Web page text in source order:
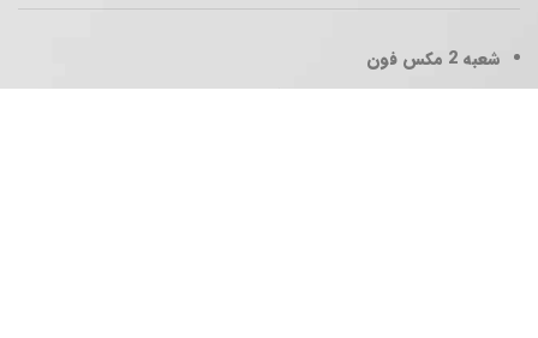
شعبه 2
مکس فون
پخش عمده فقط برای همکاران گرامی